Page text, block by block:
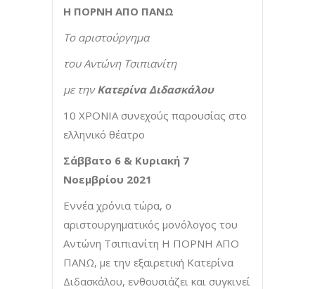
Η ΠΟΡΝΗ ΑΠΟ ΠΑΝΩ
Το αριστούργημα
του Αντώνη Τσιπιανίτη
με τηνΚατερίνα Διδασκάλου
10 ΧΡΟΝΙΑ συνεχούς παρουσίας στο
ελληνικό θέατρο
Σάββατο 6 & Κυριακή 7
Νοεμβρίου 2021
Εννέα χρόνια τώρα, ο
αριστουργηματικός μονόλογος του
Αντώνη Τσιπιανίτη Η ΠΟΡΝΗ ΑΠΟ
ΠΑΝΩ, με την εξαιρετική Κατερίνα
Διδασκάλου, ενθουσιάζει και συγκινεί